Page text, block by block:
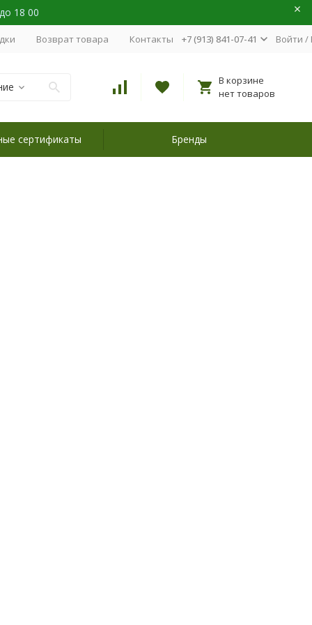
18 00
Возврат товара Контакты +7 (913) 841-07-41 Войти /
В корзине
нет товаров
сертификаты Бренды